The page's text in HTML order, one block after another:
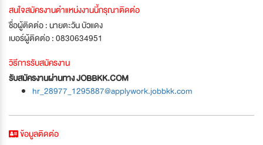
สนใจสมัครงานตำแหน่งงานนี้กรุณาติดต่อ
ชื่อผู้ติดต่อ : นายตะวัน บัวแดง
เบอร์ผู้ติดต่อ : 0830634951
วิธีการรับสมัครงาน
รับสมัครงานผ่านทาง JOBBKK.COM
hr_28977_1295887@applywork.jobbkk.com
ข้อมูลติดต่อ